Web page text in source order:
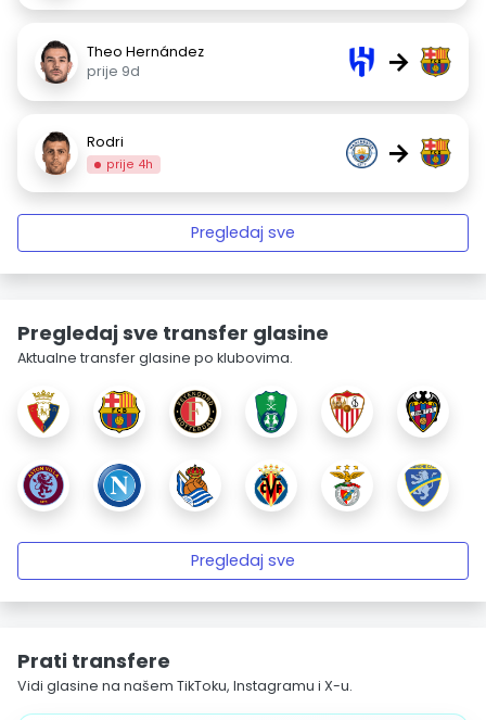
Theo Hernández
prije 9d
→
Rodri
prije 4h →
Pregledaj sve
Pregledaj sve transfer glasine
Aktualne transfer glasine po klubovima.
Pregledaj sve
Prati transfere
Vidi glasine na našem TikToku, Instagramu i X-u.